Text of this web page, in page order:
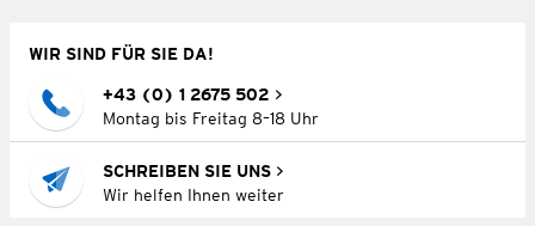
WIR SIND FÜR SIE DA!
+43 (0) 1 2675 502
Montag bis Freitag 8–18 Uhr
SCHREIBEN SIE UNS
Wir helfen Ihnen weiter